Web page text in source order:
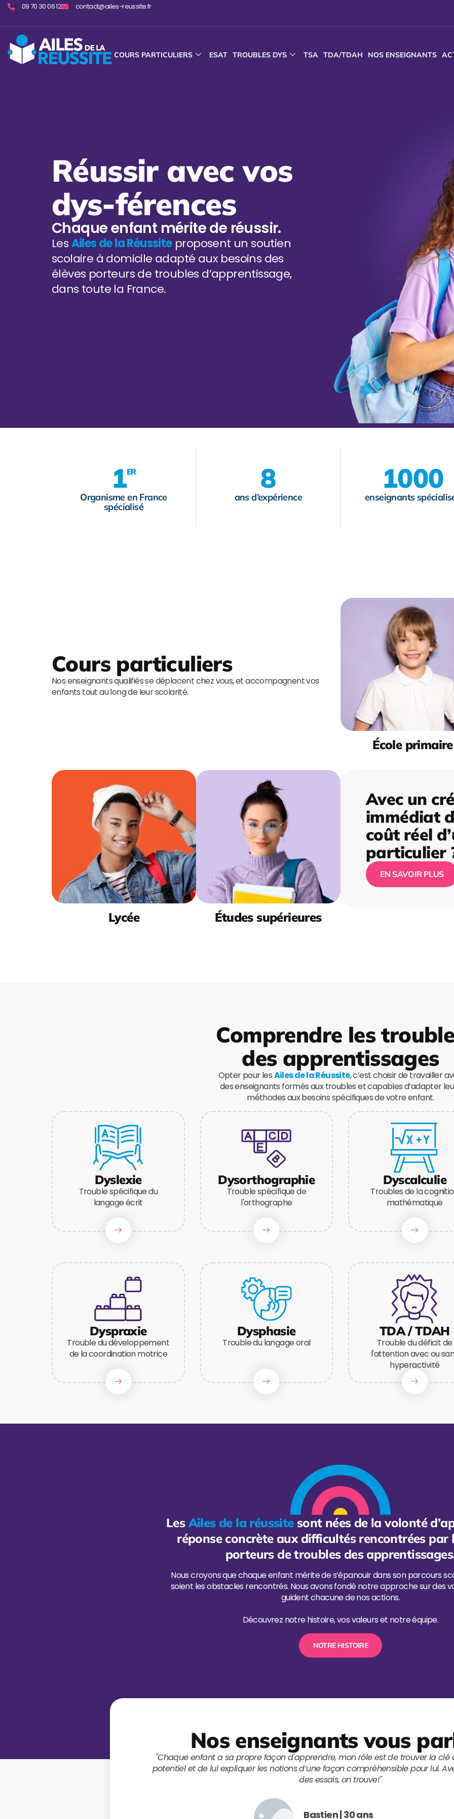
09 70 30 06 12 contact@ailes-reussite.fr
COURS PARTICULIERS ESAT TROUBLES DYS TSA TDA/TDAH NOS ENSEIGNANTS
Réussir avec vos
dys-férences
Chaque enfant mérite de réussir.
LesAiles de la Réussiteproposent un soutien
scolaire à domicile adapté aux besoins des
élèves porteurs de troubles d’apprentissage,
dans toute la France.
Organisme en France
spécialisé
1ER
ans d’expérience
8
enseignants
1000
Cours particuliers
Nos enseignants qualifiés se déplacent chez vous, et accompagnent vos
enfants tout au long de leur scolarité.
École primaire
Lycée Études supérieures
Avec un
immédiat
coût réel
particulier
EN SAVOIR PLUS
Comprendre les
des apprentissages
Opter pour lesAiles de la Réussite, c’est choisir de travailler
des enseignants formés aux troubles et capables d’adapter
méthodes aux besoins spécifiques de votre enfant.
Dyslexie
Trouble spécifique du
langage écrit
Dysorthographie
Trouble spécifique de
l'orthographe
Dyscalculie
Troubles de la
mathématique
Dyspraxie
Trouble du développement
de la coordination motrice
Dysphasie
Trouble du langage oral
TDA / TDAH
Trouble du déficit de
l'attention avec ou
hyperactivité
LesAiles de la réussitesont nées de la volonté
réponse concrète aux difficultés rencontrées par
porteurs de troubles des
Nous croyons que chaque enfant mérite de s’épanouir dans son parcours
soient les obstacles rencontrés. Nous avons fondé notre approche sur des
guident chacune de nos actions.
Découvrez notre histoire, vos valeurs et notre équipe.
NOTRE HISTOIRE
Nos enseignants vous
trouver la clé qui déverrouille son
"Pour moi, il n'y a pas de mauvais élèves, il n'y a que des méthodes qui ne
J’aime explorer différentes possibilités avec eux et les voir réaliser à quel
Mathématiques, économie